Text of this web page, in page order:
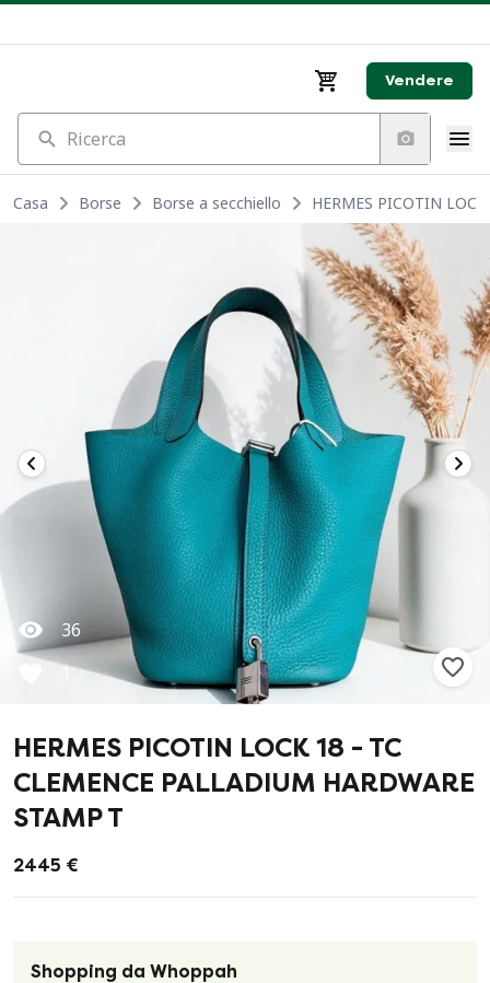
Vendere
Ricerca
Casa Borse Borse a secchiello HERMES PICOTIN
36
1
HERMES PICOTIN LOCK 18 - TC
CLEMENCE PALLADIUM HARDWARE
STAMP T
2445 €
Shopping da Whoppah